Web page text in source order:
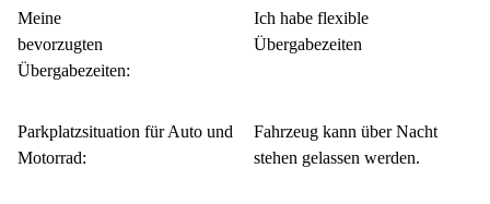
Meine
bevorzugten
Übergabezeiten:
Ich habe flexible
Übergabezeiten
Parkplatzsituation für Auto und
Motorrad:
Fahrzeug kann über Nacht
stehen gelassen werden.